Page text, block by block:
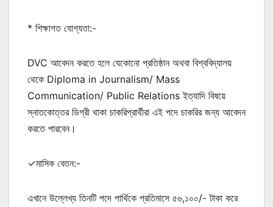
* শিক্ষাগত যোগ্যতা:-
DVC আবেদন করতে হলে যেকোনো প্রতিষ্ঠান অথবা বিশ্ববিদ্যালয়
থেকে Diploma in Journalism/ Mass
Communication/ Public Relations ইত্যাদি বিষয়ে
স্নাতকোত্তর ডিগ্রী থাকা চাকরিপ্রার্থীরা এই পদে চাকরির জন্য আবেদন
করতে পারবেন।
✓মাসিক বেতন:-
এখানে উল্লেখ্য তিনটি পদে পার্থিকে প্রতিমাসে ৫৬,১০০/- টাকা করে